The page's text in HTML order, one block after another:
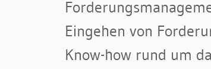
Bau & ImmobilienRechnungslegung
Rechnungswesen
Eingehen von
Know-how rund um